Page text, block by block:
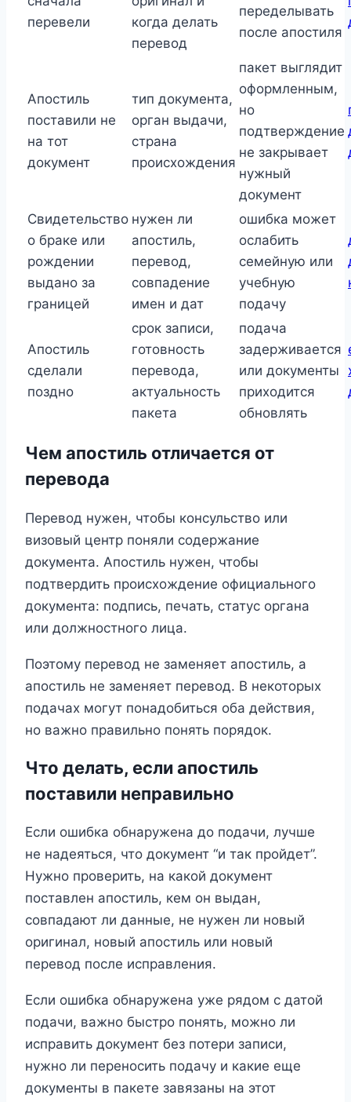
перевели
когда делать
перевод
переделывать
после апостиля
Апостиль
поставили не
на тот
документ
тип документа,
орган выдачи,
страна
происхождения
пакет выглядит
оформленным,
но
подтверждение
не закрывает
нужный
документ
Свидетельство
о браке или
рождении
выдано за
границей
нужен ли
апостиль,
перевод,
совпадение
имен и дат
ошибка может
ослабить
семейную или
учебную
подачу
Апостиль
сделали
поздно
срок записи,
готовность
перевода,
актуальность
пакета
подача
задерживается
или документы
приходится
обновлять
Чем апостиль отличается от
перевода
Перевод нужен, чтобы консульство или
визовый центр поняли содержание
документа. Апостиль нужен, чтобы
подтвердить происхождение официального
документа: подпись, печать, статус органа
или должностного лица.
Поэтому перевод не заменяет апостиль, а
апостиль не заменяет перевод. В некоторых
подачах могут понадобиться оба действия,
но важно правильно понять порядок.
Что делать, если апостиль
поставили неправильно
Если ошибка обнаружена до подачи, лучше
не надеяться, что документ “и так пройдет”.
Нужно проверить, на какой документ
поставлен апостиль, кем он выдан,
совпадают ли данные, не нужен ли новый
оригинал, новый апостиль или новый
перевод после исправления.
Если ошибка обнаружена уже рядом с датой
подачи, важно быстро понять, можно ли
исправить документ без потери записи,
нужно ли переносить подачу и какие еще
документы в пакете завязаны на этот